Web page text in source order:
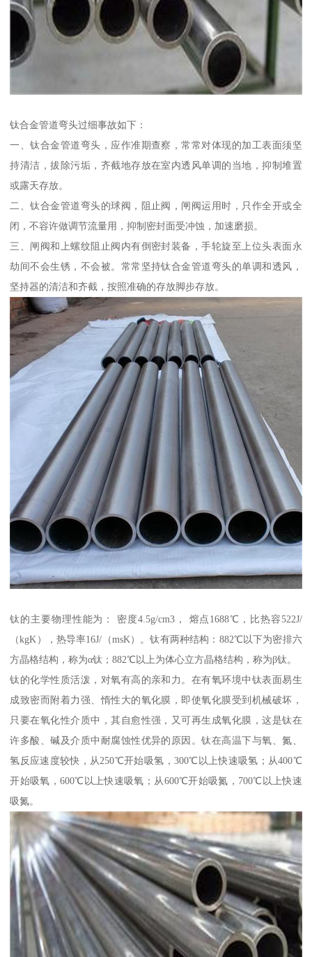
钛合金管道弯头过细事故如下：
一、钛合金管道弯头，应作准期查察，常常对体现的加工表面须坚
持清洁，拔除污垢，齐截地存放在室内透风单调的当地，抑制堆置
或露天存放。
二、钛合金管道弯头的球阀，阻止阀，闸阀运用时，只作全开或全
闭，不容许做调节流量用，抑制密封面受冲蚀，加速磨损。
三、闸阀和上螺纹阻止阀内有倒密封装备，手轮旋至上位头表面永
劫间不会生锈，不会被。常常坚持钛合金管道弯头的单调和透风，
坚持器的清洁和齐截，按照准确的存放脚步存放。
钛的主要物理性能为： 密度4.5g/cm3， 熔点1688℃，比热容522J/
（kgK），热导率16J/（msK）。钛有两种结构：882℃以下为密排六
方晶格结构，称为α钛；882℃以上为体心立方晶格结构，称为β钛。
钛的化学性质活泼，对氧有高的亲和力。在有氧环境中钛表面易生
成致密而附着力强、惰性大的氧化膜，即使氧化膜受到机械破坏，
只要在氧化性介质中，其自愈性强，又可再生成氧化膜，这是钛在
许多酸、碱及介质中耐腐蚀性优异的原因。钛在高温下与氧、氮、
氢反应速度较快，从250℃开始吸氢，300℃以上快速吸氢；从400℃
开始吸氧，600℃以上快速吸氧；从600℃开始吸氮，700℃以上快速
吸氮。